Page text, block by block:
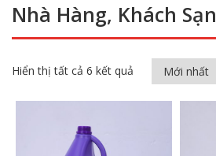
Nhà Hàng, Khách Sạn
Hiển thị tất cả 6 kết quả